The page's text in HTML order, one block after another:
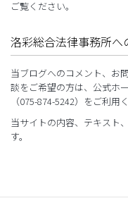
ご覧ください。
洛彩総合法律事務所へ
当ブログへのコメント、お
談をご希望の方は、公式ホ
（075-874-5242）をご利用
当サイトの内容、テキスト
す。